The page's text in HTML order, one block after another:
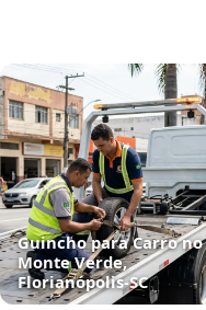
Guincho para Carro no
Monte Verde,
Florianópolis‑SC